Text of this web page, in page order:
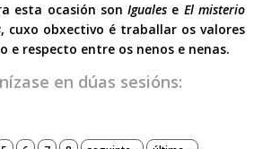
esta ocasión sonIguales e El misterio
, cuxo obxectivo é traballar os valores
e respecto entre os nenos e nenas.
en dúas sesións: